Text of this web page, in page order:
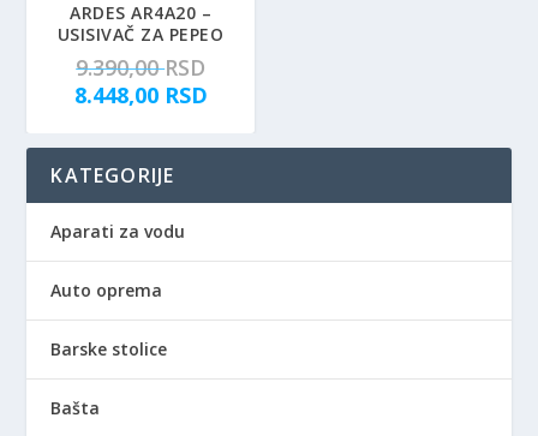
ARDES AR4A20 –
USISIVAČ ZA PEPEO
9.390,00RSD
r
g
n
l
a
8.448,00 RSDT
e
u
n
c
KATEGORIJE
Aparati za vodu
Auto oprema
Barske stolice
Bašta